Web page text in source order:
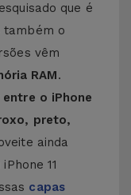
que é
também o
vêm
RAM.
o iPhone
preto,
ainda
11
capas